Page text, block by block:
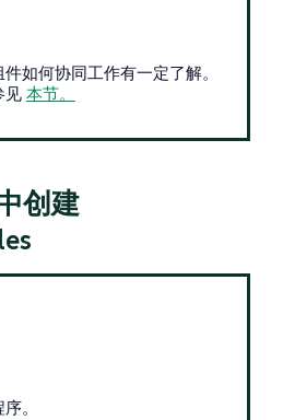
如何协同工作有一定了解。
见 本节。
创建
。